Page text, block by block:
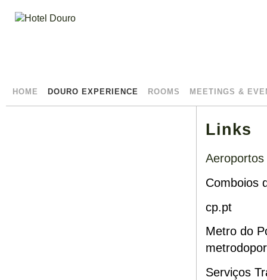
HOME DOURO EXPERIENCE ROOMS MEETINGS &
Links
Comboios
cp.pt
Metro do
Serviços